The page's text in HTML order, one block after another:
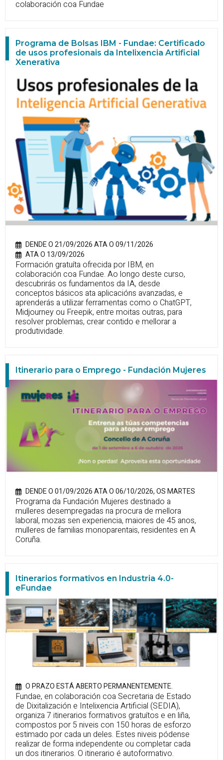
colaboración coa Fundae
Programa de Bolsas IBM - Fundae: Certificado
de usos profesionais da Intelixencia Artificial
Xenerativa
DENDE O 21/09/2026 ATA O 09/11/2026
ATA O 13/09/2026
Formación gratuíta ofrecida por IBM, en
colaboración coa Fundae. Ao longo deste curso,
descubrirás os fundamentos da IA, desde
conceptos básicos ata aplicacións avanzadas, e
aprenderás a utilizar ferramentas como o ChatGPT,
Midjourney ou Freepik, entre moitas outras, para
resolver problemas, crear contido e mellorar a
produtividade.
Itinerario para o Emprego - Fundación Mujeres
DENDE O 01/09/2026 ATA O 06/10/2026, OS MARTES
Programa da Fundación Mujeres destinado a
mulleres desempregadas na procura de mellora
laboral, mozas sen experiencia, maiores de 45 anos,
mulleres de familias monoparentais, residentes en A
Coruña.
Itinerarios formativos en Industria 4.0-
eFundae
O PRAZO ESTÁ ABERTO PERMANENTEMENTE.
Fundae, en colaboración coa Secretaria de Estado
de Dixitalización e Intelixencia Artificial (SEDIA),
organiza 7 itinerarios formativos gratuítos e en liña,
compostos por 5 niveis con 150 horas de esforzo
estimado por cada un deles. Estes niveis pódense
realizar de forma independente ou completar cada
un dos itinerarios. O itinerario é autoformativo.